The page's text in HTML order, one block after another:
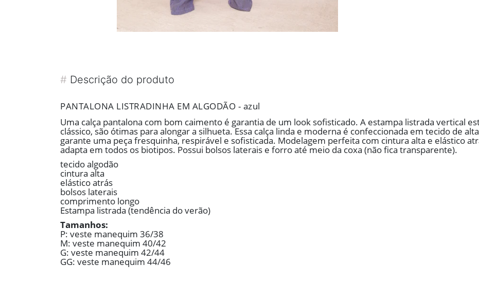
# Descrição do produto
PANTALONA LISTRADINHA EM ALGODÃO - azul
Uma calça pantalona com bom caimento é garantia de um look sofisticado. A estampa listrada vertical
clássico, são ótimas para alongar a silhueta. Essa calça linda e moderna é confeccionada em tecido de
garante uma peça fresquinha, respirável e sofisticada. Modelagem perfeita com cintura alta e elástico
adapta em todos os biotipos. Possui bolsos laterais e forro até meio da coxa (não fica transparente).
tecido algodão
cintura alta
elástico atrás
bolsos laterais
comprimento longo
Estampa listrada (tendência do verão)
Tamanhos:
P: veste manequim 36/38
M: veste manequim 40/42
G: veste manequim 42/44
GG: veste manequim 44/46